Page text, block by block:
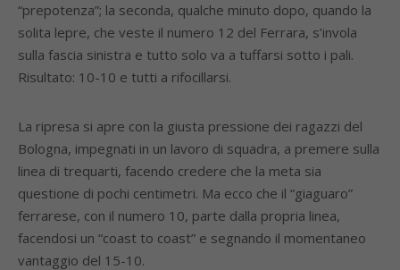
“prepotenza”; la seconda, qualche minuto dopo, quando la
solita lepre, che veste il numero 12 del Ferrara, s’invola
sulla fascia sinistra e tutto solo va a tuffarsi sotto i pali.
Risultato: 10-10 e tutti a rifocillarsi.
La ripresa si apre con la giusta pressione dei ragazzi del
Bologna, impegnati in un lavoro di squadra, a premere sulla
linea di trequarti, facendo credere che la meta sia
questione di pochi centimetri. Ma ecco che il “giaguaro”
ferrarese, con il numero 10, parte dalla propria linea,
facendosi un “coast to coast” e segnando il momentaneo
vantaggio del 15-10.